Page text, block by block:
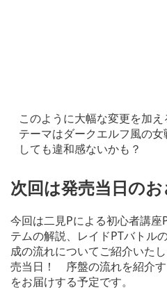
このように大幅な変更を加
テーマはダークエルフ風の
しても違和感ないかも？
次回は発売当日のお
今回は二見Pによる初心者講
テムの解説、レイドPTバトル
成の流れについてご紹介いた
売当日！ 序盤の流れを紹介
をお届けする予定です。